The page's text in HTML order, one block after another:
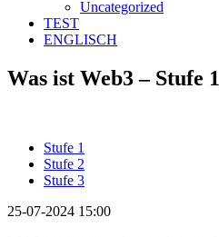
Uncategorized
TEST
ENGLISCH
Was ist Web3 – Stufe 1
Stufe 1
Stufe 2
Stufe 3
25-07-2024 15:00